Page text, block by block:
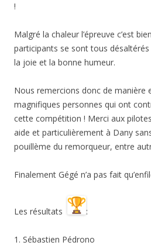
!
Malgré la chaleur l’épreuve c’est
participants se sont tous
la joie et la bonne humeur.
Nous remercions donc de manière
magnifiques personnes qui ont
cette compétition ! Merci aux
aide et particulièrement à Dany
pouillème du remorqueur, entre
Finalement Gégé n’a pas fait
Les résultats :
1. Sébastien Pédrono